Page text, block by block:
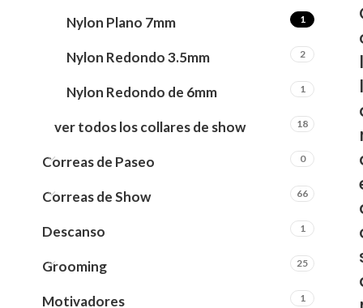
Nylon Plano 7mm 1
Nylon Redondo 3.5mm 2
Nylon Redondo de 6mm 1
ver todos los collares de show 18
Correas de Paseo 0
Correas de Show 66
Descanso 1
Grooming 25
Motivadores 1
l
l